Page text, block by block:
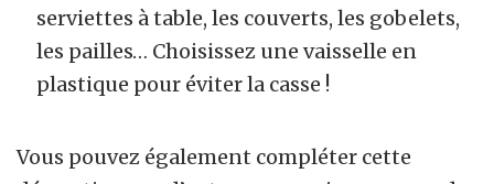
serviettes à table, les couverts, les gobelets,
les pailles… Choisissez une vaisselle en
plastique pour éviter la casse !
Vous pouvez également compléter cette